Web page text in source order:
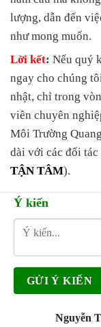
lượng, dẫn đến
như mong muốn.
Lời kết: Nếu quý
ngay cho chúng
nhật, chỉ trong
viên chuyên
Môi Trường
dài với các đối tác
TẬN TÂM).
Ý kiến
Nguyễn